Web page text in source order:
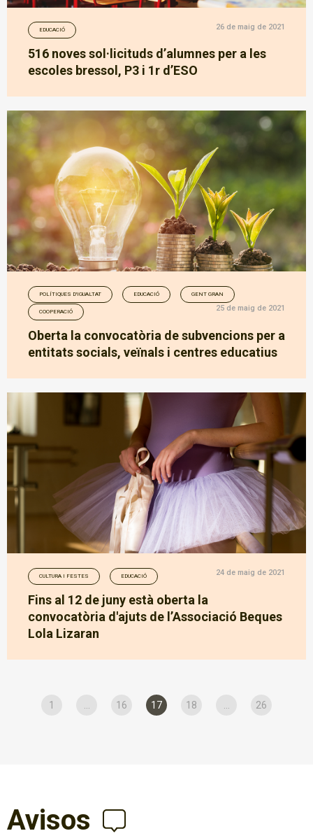
EDUCACIÓ 26 de maig de 2021
516 noves sol·licituds d’alumnes per a les
escoles bressol, P3 i 1r d’ESO
POLÍTIQUES D'IGUALTAT EDUCACIÓ GENT GRAN
COOPERACIÓ 25 de maig de 2021
Oberta la convocatòria de subvencions per a
entitats socials, veïnals i centres educatius
CULTURA I FESTES EDUCACIÓ 24 de maig de 2021
Fins al 12 de juny està oberta la
convocatòria d'ajuts de l’Associació Beques
Lola Lizaran
1 16 17 18 26
Avisos